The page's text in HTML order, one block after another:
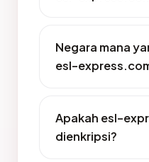
Negara mana
esl-
Apakah esl-
dienkripsi?